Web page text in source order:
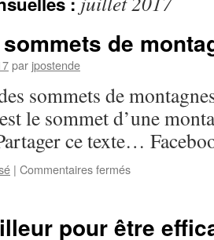
de
par jpostende
sommets de
le sommet d’une
ce texte…
| Commentaires ferméssur
de
pour être